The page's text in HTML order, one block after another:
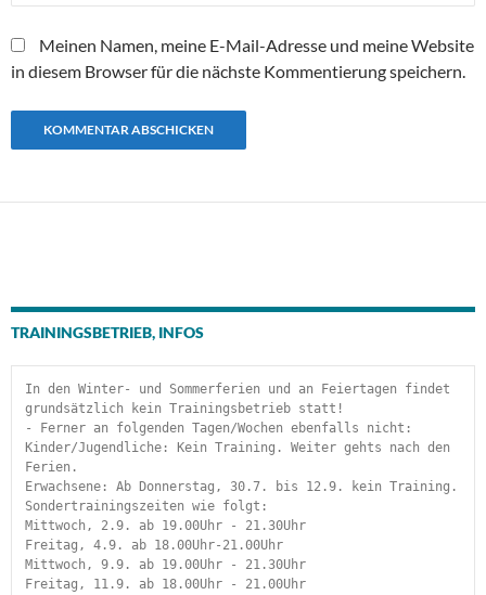
Meinen Namen, meine E-Mail-Adresse und meine Website
in diesem Browser für die nächste Kommentierung speichern.
TRAININGSBETRIEB, INFOS
In den Winter- und Sommerferien und an Feiertagen findet
grundsätzlich kein Trainingsbetrieb statt!
- Ferner an folgenden Tagen/Wochen ebenfalls nicht:
Kinder/Jugendliche: Kein Training. Weiter gehts nach den
Ferien.
Erwachsene: Ab Donnerstag, 30.7. bis 12.9. kein Training.
Sondertrainingszeiten wie folgt:
Mittwoch, 2.9. ab 19.00Uhr - 21.30Uhr
Freitag, 4.9. ab 18.00Uhr-21.00Uhr
Mittwoch, 9.9. ab 19.00Uhr - 21.30Uhr
Freitag, 11.9. ab 18.00Uhr - 21.00Uhr